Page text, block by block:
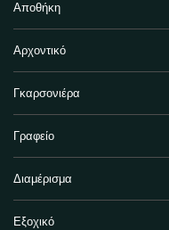
Αποθήκη
Αρχοντικό
Γκαρσονιέρα
Γραφείο
Διαμέρισμα
Εξοχικό